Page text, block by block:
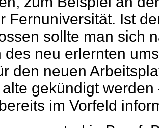
Fernuniversität. Ist
sollte man sich
des neu erlernten
den neuen
gekündigt
im Vorfeld